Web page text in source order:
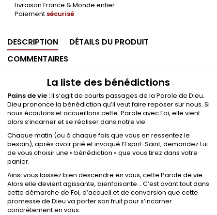
Livraison France & Monde entier.
Paiement sécurisé
DESCRIPTION
DÉTAILS DU PRODUIT
COMMENTAIRES
La liste des bénédictions
Pains de vie :Il s’agit de courts passages de la Parole de Dieu.
Dieu prononce la bénédiction qu’il veut faire reposer sur nous. Si
nous écoutons et accueillons cette Parole avec Foi, elle vient
alors s’incarner et se réaliser dans notre vie.
Chaque matin (ou à chaque fois que vous en ressentez le
besoin), après avoir prié et invoqué l’Esprit-Saint, demandez Lui
de vous choisir une « bénédiction » que vous tirez dans votre
panier.
Ainsi vous laissez bien descendre en vous, cette Parole de vie.
Alors elle devient agissante, bienfaisante… C’est avant tout dans
cette démarche de Foi, d’accueil et de conversion que cette
promesse de Dieu va porter son fruit pour s’incarner
concrètement en vous.